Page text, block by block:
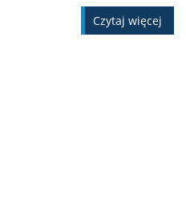
Czytaj więcej